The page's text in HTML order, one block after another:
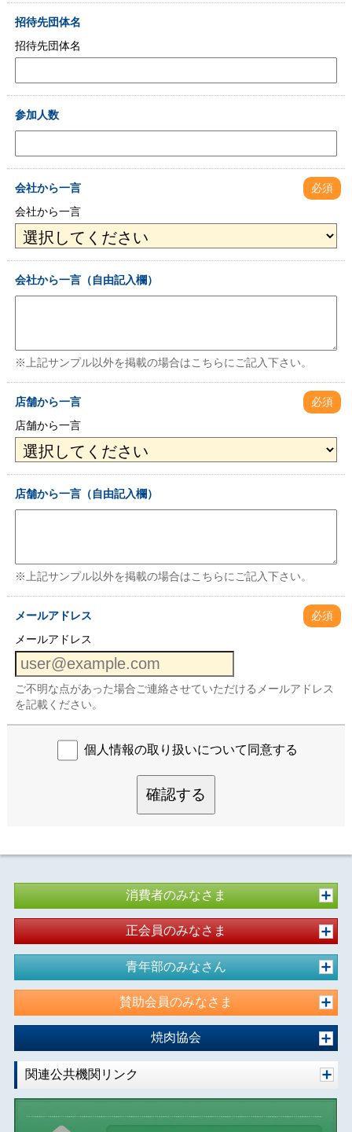
招待先団体名
招待先団体名
参加人数
会社から一言
必須
会社から一言
会社から一言（自由記入欄）
※上記サンプル以外を掲載の場合はこちらにご記入下さい。
店舗から一言
必須
店舗から一言
店舗から一言（自由記入欄）
※上記サンプル以外を掲載の場合はこちらにご記入下さい。
メールアドレス
必須
メールアドレス
ご不明な点があった場合ご連絡させていただけるメールアドレス
を記載ください。
個人情報の取り扱いについて同意する
確認する
消費者のみなさま
正会員のみなさま
青年部のみなさん
賛助会員のみなさま
焼肉協会
関連公共機関リンク